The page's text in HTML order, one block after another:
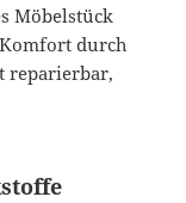
Möbelstück
durch
reparierbar,